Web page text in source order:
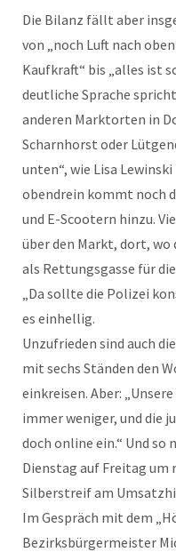
Die Bilanz fällt aber
von „noch Luft nach
Kaufkraft“ bis „alles ist
deutliche Sprache
anderen Marktorten in
Scharnhorst oder
unten“, wie Lisa
obendrein kommt noch
und E-Scootern hinzu.
über den Markt, dort, wo
als Rettungsgasse für
„Da sollte die Polizei
es einhellig.
Unzufrieden sind auch
mit sechs Ständen den
einkreisen. Aber:
immer weniger, und die
doch online ein.“ Und
Dienstag auf Freitag um
Silberstreif am
Im Gespräch mit dem
Bezirksbürgermeister